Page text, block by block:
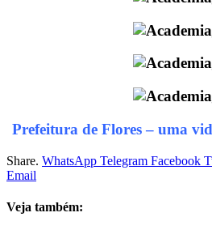
Prefeitura de Flores – uma
Share. WhatsApp Telegram Facebook
Email
Veja também: